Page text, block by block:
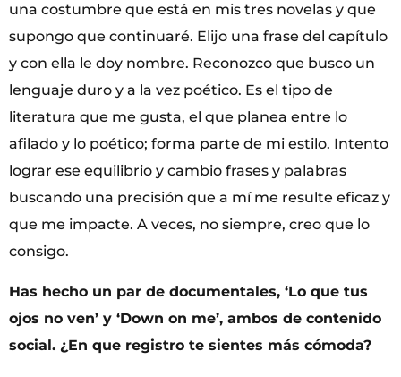
una costumbre que está en mis tres novelas y que
supongo que continuaré. Elijo una frase del capítulo
y con ella le doy nombre. Reconozco que busco un
lenguaje duro y a la vez poético. Es el tipo de
literatura que me gusta, el que planea entre lo
afilado y lo poético; forma parte de mi estilo. Intento
lograr ese equilibrio y cambio frases y palabras
buscando una precisión que a mí me resulte eficaz y
que me impacte. A veces, no siempre, creo que lo
consigo.
Has hecho un par de documentales, ‘Lo que tus
ojos no ven’ y ‘Down on me’, ambos de contenido
social. ¿En que registro te sientes más cómoda?